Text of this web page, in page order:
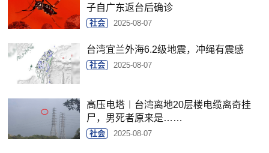
子自广东返台后确诊
社会 2025-08-07
台湾宜兰外海6.2级地震，冲绳有震感
社会 2025-08-07
高压电塔︱台湾离地20层楼电缆离奇挂
尸，男死者原来是……
社会 2025-08-07